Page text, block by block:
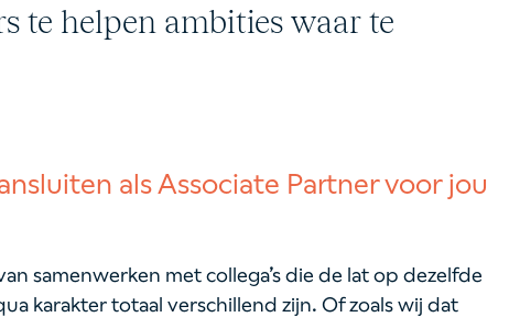
te helpen ambities waar te
als Associate Partner voor jou
samenwerken met collega’s die de lat op dezelfde
karakter totaal verschillend zijn. Of zoals wij dat